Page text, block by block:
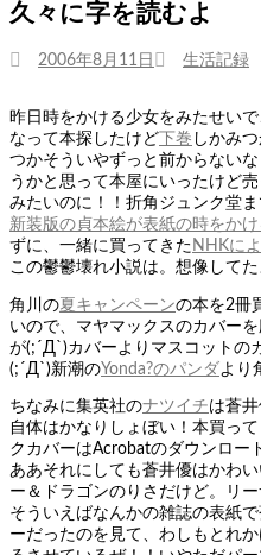
久々に字を読むよ
投
2006年8月11日
カ
リ
ー
生活記録
昨日時をかける少女をみたせい
なって本探したけど下巻 しかみ
つかそういやずっと前からない
うかと思って本屋にいったけど
みたいのに！！折角ジュンク堂
新装版の貞本絵が表紙の時をか
ずに、一緒に買ってきた NHKに
この鬱鬱壊れ小説は。想像して
角川の夏キャンペーンの本を2冊
いので、マヤマックスのカバー
が(;´Д`)カバーよりマスコットの
(;´Д`)新潮のYonda?のパンダより
ちなみに集英社のナツイチは蒼
自体はかなりしょぼい！本買っ
クカバーはAcrobatのダウンロー
ああそれにしても蒼井優はかわ
ー＆ドラゴンのりさだけど。リ
そういえばなんかの雑誌の表紙
ーだったのを見て、わしもとれ